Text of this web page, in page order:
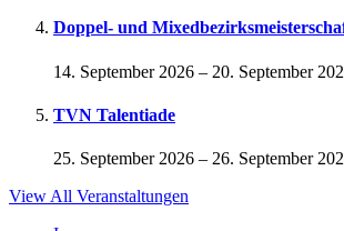
Doppel- und
14. September 2026 – 20. September
TVN Talentiade
25. September 2026 – 26. September
View All Veranstaltungen